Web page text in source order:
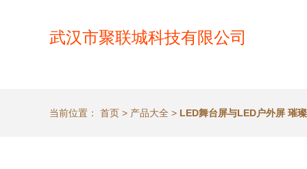
武汉市聚联城科技有限公司
当前位置： 首页 > 产品大全 > LED舞台屏与LED户外屏 璀